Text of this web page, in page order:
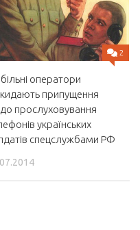
2
оператори
припущення
прослуховування
українських
спецслужбами РФ